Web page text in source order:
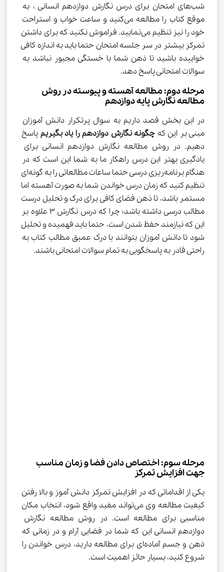
شب‌های امتحان برای درس نگارش دوازدهم انسانی ، به
موقع کتاب را مطالعه می‌کنید و ساعت خواب و استراحت
خود را نیز تنظیم می‌نمایید. فراموش نکنید که برای داشتن
تمرکز بیشتر در سر جلسه امتحان حتما باید به اندازه کافی
خوابیده باشید تا ذهن شما با خستگی مجبور نباشد به
سوالات امتحانی پاسخ دهد.
مرحله دوم: مطالعه آهسته و پیوسته در روش
مطالعه نگارش پایه دوازدهم
در این بخش قصد داریم به سوال پرتکرار دانش آموزان
مبنی بر این که چگونه نگارش دوازدهم را یاد بگیریم پاسخ
دهیم. در روش مطالعه نگارش دوازدهم انسانی برای
یادگیری بهتر این درس راهکار ما به شما این است که در
هنگام برنامه‌ریزی درسی حتما ساعات مطالعاتی را به گونه‌ای
تنظیم کنید که زمان درس خواندن شما به صورت آهسته اما
مستمر باشد، تا ذهن فضای کافی برای درک و تحلیل درست
مطالب درسی داشته باشد؛ چرا که درس نگارش 3 علاوه بر
این که نیازمند حفظ شدن است، حتما باید فهمیده و تحلیل
شود تا دانش آموزان بتوانند با درک عمیق مطالب کتاب به
راحتی قادر به پاسخگویی به تمام سوالات امتحانی باشند.
مرحله سوم: اختصاص دادن فضا و زمان مناسب
جهت افزایش تمرکز
یکی از اقداماتی که در افزایش تمرکز دانش آموز و بالا رفتن
کیفیت مطالعه وی می‌تواند مفید واقع شود، انتخاب مکان
مناسبی برای مطالعه است. در روش مطالعه نگارش
دوازدهم انسانی این که شما در فضایی آرام و در زمانی که
ذهن و جسم آماده‌ای برای مطالعه دارید، درس خواندن را
شروع کنید، بسیار حائز اهمیت است.